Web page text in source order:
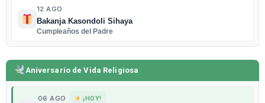
12 AGO
Bakanja Kasondoli Sihaya
Cumpleaños del Padre
Aniversario de Vida Religiosa
06 AGO ¡HOY!